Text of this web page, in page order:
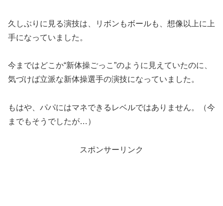
久しぶりに見る演技は、リボンもボールも、想像以上に上
手になっていました。
今まではどこか“新体操ごっこ”のように見えていたのに、
気づけば立派な新体操選手の演技になっていました。
もはや、パパにはマネできるレベルではありません。（今
までもそうでしたが…）
スポンサーリンク